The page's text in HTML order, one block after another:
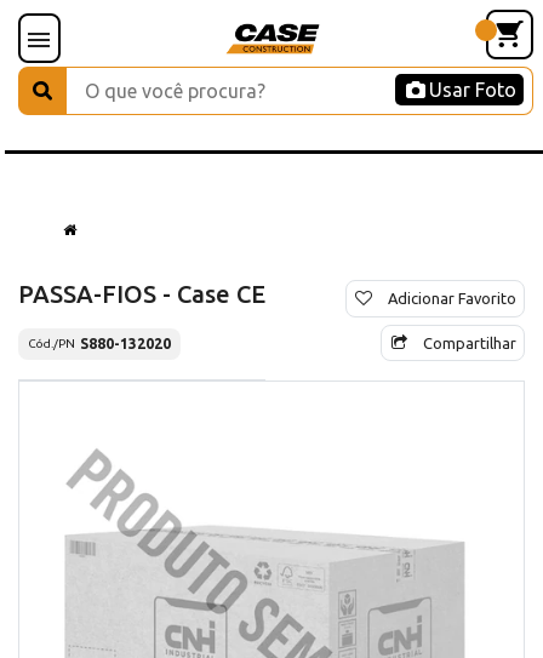
Usar Foto
PASSA-FIOS - Case CE
Cód./PN S880-132020
Adicionar Favorito
Compartilhar